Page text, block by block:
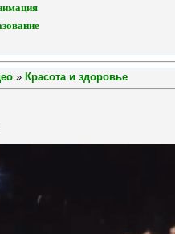
» Красота и здоровье